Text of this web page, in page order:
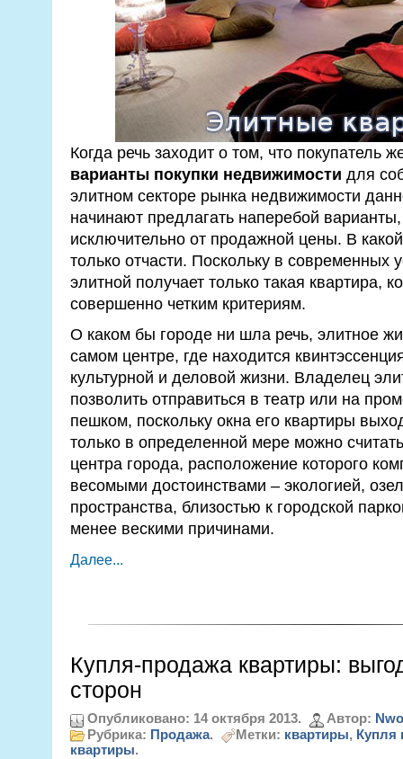
Когда речь заходит о том, что покупатель
варианты покупки недвижимости для
элитном секторе рынка недвижимости
начинают предлагать наперебой варианты,
исключительно от продажной цены. В
только отчасти. Поскольку в современных
элитной получает только такая квартира,
совершенно четким критериям.
О каком бы городе ни шла речь, элитное
самом центре, где находится
культурной и деловой жизни. Владелец
позволить отправиться в театр или на
пешком, поскольку окна его квартиры
только в определенной мере можно
центра города, расположение которого
весомыми достоинствами – экологией,
пространства, близостью к городской
менее вескими причинами.
Далее...
Купля-продажа квартиры:
сторон
Опубликовано: 14 октября 2013. Автор:
Рубрика: Продажа. Метки: квартиры, Купля
квартиры.